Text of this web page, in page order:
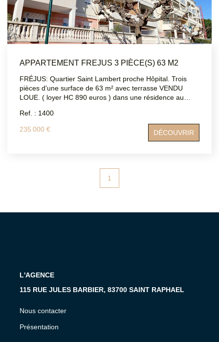
APPARTEMENT FREJUS 3 PIÈCE(S) 63 M2
FRÉJUS: Quartier Saint Lambert proche Hôpital. Trois
pièces d'une surface de 63 m² avec terrasse VENDU
LOUE. ( loyer HC 890 euros ) dans une résidence au
CONSEIL IMMOBILIER Tel agence : 04 94 83 19 96 Mail:
contact@atriumsud.fr Les informations sur les risques
auxquels ce bien est exposé sont disponibles sur le site
Ref. : 1400
235 000 € DÉCOUVRIR
1
L'AGENCE
115 RUE JULES BARBIER, 83700 SAINT RAPHAEL
Nous contacter
Présentation